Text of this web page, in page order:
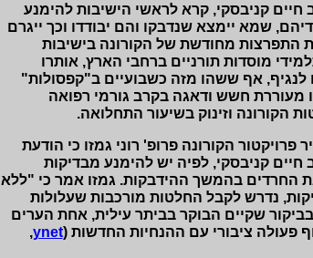
חיים קניבסקי, קרא לראשי הישיבות להימנע
שמא יימצא שנדבקו והם יבודדו וכך ייגרם
התפרצות מחודשת של הקורונה בישיבות
מוסדות תורניים ברחבי הארץ, אותרו
לנגיף, אף ששהו מזה כשבועיים ב"קפסולות"
מעוררת חשש ודאגה בקרב גורמי רפואה
הקורונה וזינוק בשיעור התחלואה.
הקורונה פרופ' רוני גמזו כי הודעת
קניבסקי, לפיה יש להימנע מבדיקות
החרדים בהמשך ההידבקות. גמזו אמר כי "ללא
נדרש לקבל החלטות מורכבות שעלולות
שקיים הבוקר בביתר עילית, אחת הערים
פעולה ציבורי עם ההנחיות החדשות (ynet
‏,